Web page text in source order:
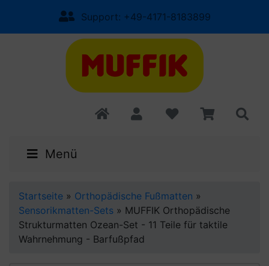
Support: +49-4171-8183899
Menü
Startseite » Orthopädische Fußmatten »
Sensorikmatten-Sets » MUFFIK Orthopädische
Strukturmatten Ozean-Set - 11 Teile für taktile
Wahrnehmung - Barfußpfad